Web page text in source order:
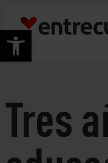
Open toolbar
content
Tres